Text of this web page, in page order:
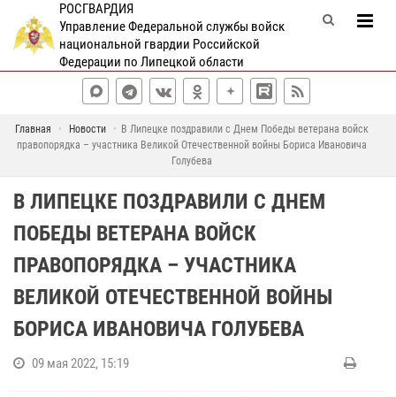
РОСГВАРДИЯ
Управление Федеральной службы войск
национальной гвардии Российской
Федерации по Липецкой области
Главная Новости
В Липецке поздравили с Днем Победы ветерана войск
правопорядка – участника Великой Отечественной войны Бориса Ивановича
Голубева
В ЛИПЕЦКЕ ПОЗДРАВИЛИ С ДНЕМ
ПОБЕДЫ ВЕТЕРАНА ВОЙСК
ПРАВОПОРЯДКА – УЧАСТНИКА
ВЕЛИКОЙ ОТЕЧЕСТВЕННОЙ ВОЙНЫ
БОРИСА ИВАНОВИЧА ГОЛУБЕВА
09 мая 2022, 15:19